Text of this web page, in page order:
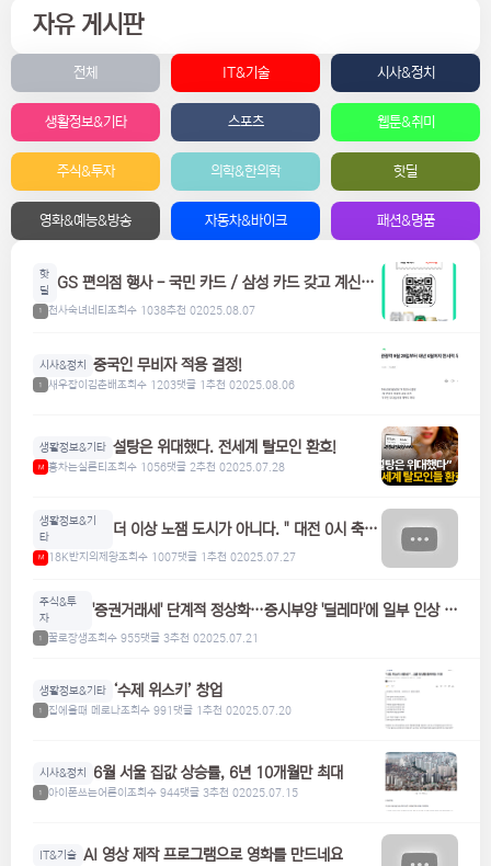
자유 게시판
전체 IT&기술 시사&정치
생활정보&기타 스포츠 웹툰&취미
주식&투자 의학&한의학 핫딜
영화&예능&방송 자동차&바이크 패션&명품
핫
딜
GS 편의점 행사 - 국민 카드 / 삼성 카드 갖고 계신분
1 천사숙녀네티조회수 1038추천 02025.08.07
시사&정치 중국인 무비자 적용 결정!
1 새우잡이김춘배조회수 1203댓글 1추천 02025.08.06
생활정보&기타 설탕은 위대했다. 전세계 탈모인 환호!
M 홍차는실론티조회수 1056댓글 2추천 02025.07.28
생활정보&기
타
더 이상 노잼 도시가 아니다. " 대전 0시 축
M 18K반지의제왕조회수 1007댓글 1추천 02025.07.27
주식&투
자
'증권거래세' 단계적 정상화…증시부양 '딜레마'에 일부 인상 검
1 꿀로장생조회수 955댓글 3추천 02025.07.21
생활정보&기타 ‘수제 위스키’ 창업
1 집에올때 메로나조회수 991댓글 1추천 02025.07.20
시사&정치 6월 서울 집값 상승률, 6년 10개월만 최대
1 아이폰쓰는어른이 조회수 944댓글 3추천 02025.07.15
IT&기술 AI 영상 제작 프로그램으로 영화를 만드네요